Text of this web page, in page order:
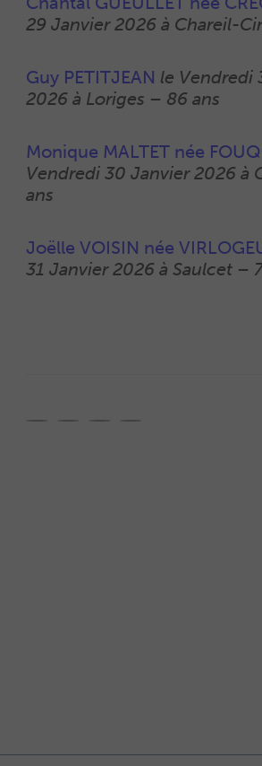
29 Janvier 2026 à Chareil-
Guy PETITJEAN le Vendredi
2026 à Loriges – 86 ans
Monique MALTET née
Vendredi 30 Janvier 2026 à
ans
Joëlle VOISIN née
31 Janvier 2026 à Saulcet –